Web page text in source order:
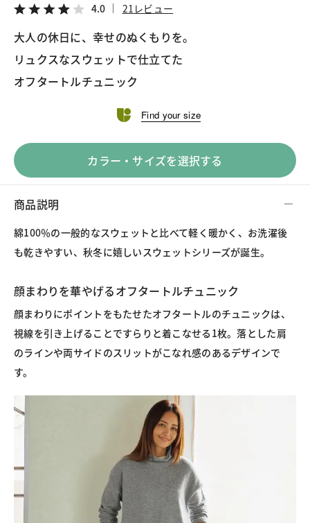
4.0 21レビュー
大人の休日に、幸せのぬくもりを。
リュクスなスウェットで仕立てた
オフタートルチュニック
Find your size
カラー・サイズを選択する
商品説明
綿100％の一般的なスウェットと比べて軽く暖かく、お洗濯後
も乾きやすい、秋冬に嬉しいスウェットシリーズが誕生。
顔まわりを華やげるオフタートルチュニック
顔まわりにポイントをもたせたオフタートルのチュニックは、
視線を引き上げることですらりと着こなせる1枚。落とした肩
のラインや両サイドのスリットがこなれ感のあるデザインで
す。
LINE X メール